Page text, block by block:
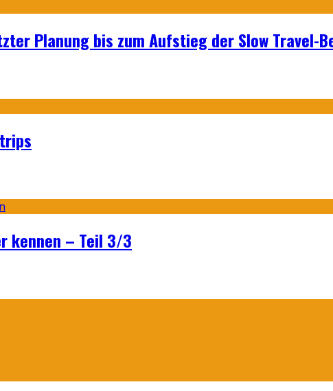
Planung bis zum Aufstieg der Slow Travel-
kennen – Teil 3/3